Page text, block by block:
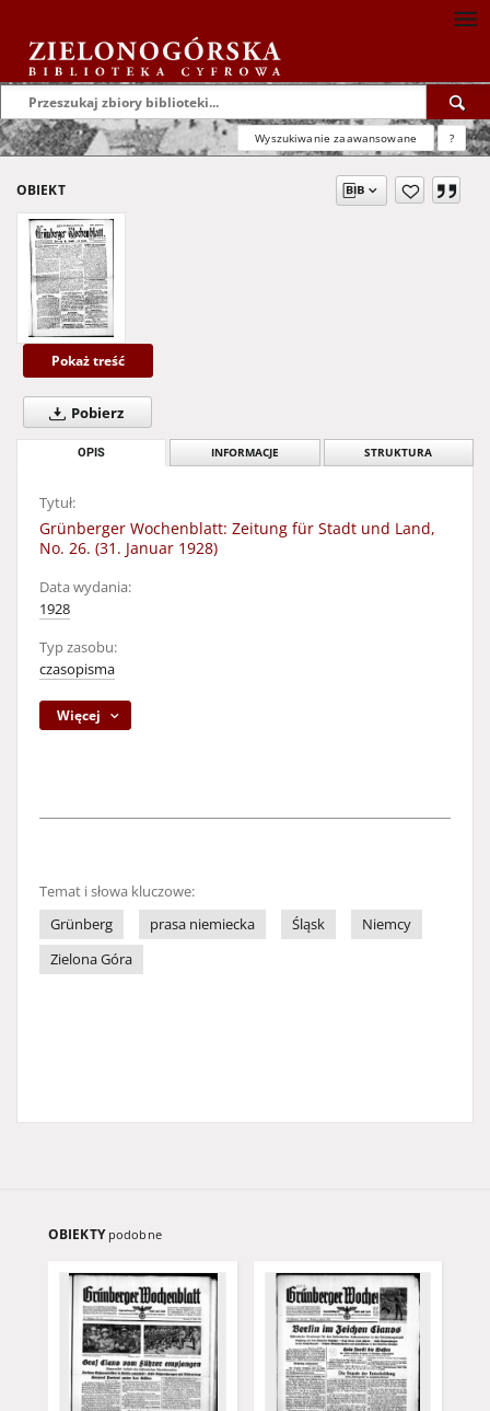
Wyszukiwanie zaawansowane ?
OBIEKT
Pokaż treść
Pobierz
OPIS INFORMACJE STRUKTURA
Tytuł:
Grünberger Wochenblatt: Zeitung für Stadt und Land,
No. 26. (31. Januar 1928)
Data wydania:
1928
Typ zasobu:
czasopisma
Więcej
Temat i słowa kluczowe:
Grünberg
prasa niemiecka Śląsk
Niemcy
Zielona Góra
OBIEKTY podobne